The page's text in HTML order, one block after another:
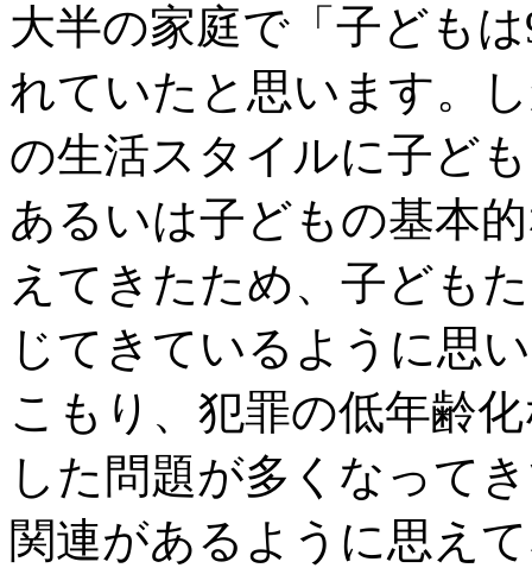
大半の家庭で「子ども
れていたと思います。
の生活スタイルに子ど
あるいは子どもの基本
えてきたため、子ども
じてきているように思
こもり、犯罪の低年齢
した問題が多くなって
関連があるように思え